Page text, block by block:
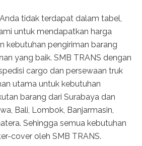
tidak terdapat dalam tabel,
untuk mendapatkan harga
kebutuhan pengiriman barang
yang baik. SMB TRANS dengan
cargo dan persewaan truk
utama untuk kebutuhan
barang dari Surabaya dan
Bali, Lombok, Banjarmasin,
Sehingga semua kebutuhan
cover oleh SMB TRANS.